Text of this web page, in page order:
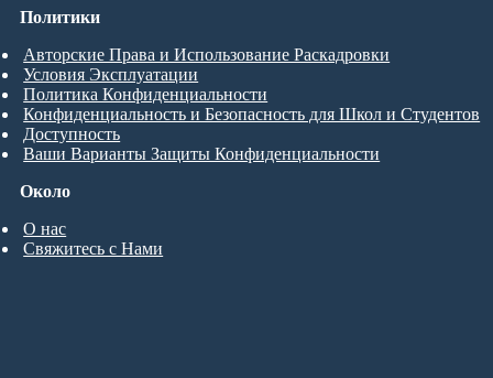
Около
О нас
Свяжитесь с Нами
Политики
Авторские Права и Использование Раскадровки
Условия Эксплуатации
Политика Конфиденциальности
Конфиденциальность и Безопасность для Школ и Студентов
Доступность
Ваши Варианты Защиты Конфиденциальности